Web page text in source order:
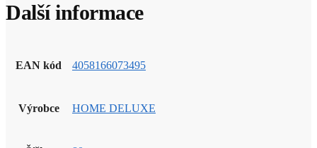
Další informace
EAN kód 4058166073495
Výrobce HOME DELUXE